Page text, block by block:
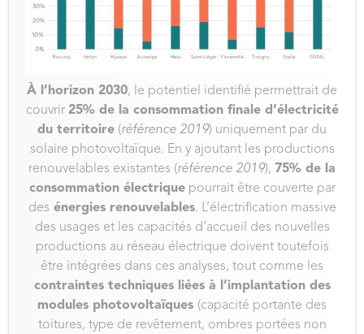
À l’horizon 2030, le potentiel identifié permettrait de
couvrir 25% de la consommation finale d’électricité
du territoire (référence 2019) uniquement par du
solaire photovoltaïque. En y ajoutant les productions
renouvelables existantes (référence 2019), 75% de la
consommation électriquepourrait être couverte par
des énergies renouvelables. L’électrification massive
des usages et les capacités d’accueil des nouvelles
productions au réseau électrique doivent toutefois
être intégrées dans ces analyses, tout comme les
contraintes techniques liées à l’implantation des
modules photovoltaïques (capacité portante des
toitures, type de revêtement, ombres portées non